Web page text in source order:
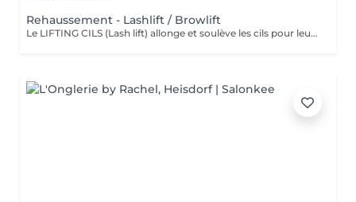
Rehaussement - Lashlift / Browlift
Le LIFTING CILS (Lash lift) allonge et soulève les cils pour leur donner un "effet mascara". Cela rajeunit et ouvre le regard. Convient également aux cils courts. Important: déconseillé pendant la grossesse. Retirer les lentilles avant l'intervention! Le LIFTING SOURCILS (Brow lift) dresse les poils et épaissit ainsi les sourcils. Cela permet de redéfinir la ligne des sourcils. Effet anti-âge garantit! Tenue du lifting (4-6 semaines) sans entretien